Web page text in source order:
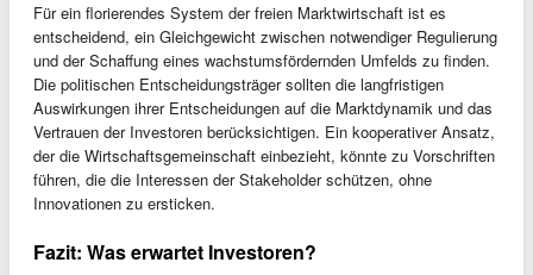
Für ein florierendes System der freien Marktwirtschaft ist es
entscheidend, ein Gleichgewicht zwischen notwendiger Regulierung
und der Schaffung eines wachstumsfördernden Umfelds zu finden.
Die politischen Entscheidungsträger sollten die langfristigen
Auswirkungen ihrer Entscheidungen auf die Marktdynamik und das
Vertrauen der Investoren berücksichtigen. Ein kooperativer Ansatz,
der die Wirtschaftsgemeinschaft einbezieht, könnte zu Vorschriften
führen, die die Interessen der Stakeholder schützen, ohne
Innovationen zu ersticken.
Fazit: Was erwartet Investoren?